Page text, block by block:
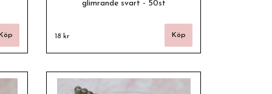
glimrande svart - 50st
18 kr